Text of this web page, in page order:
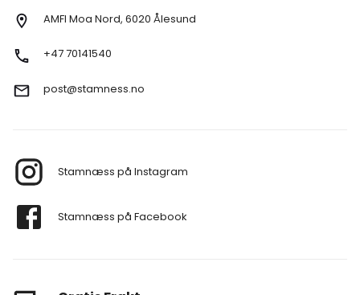
AMFI Moa Nord, 6020 Ålesund
+47 70141540
post@stamness.no
Stamnæss på Instagram
Stamnæss på Facebook